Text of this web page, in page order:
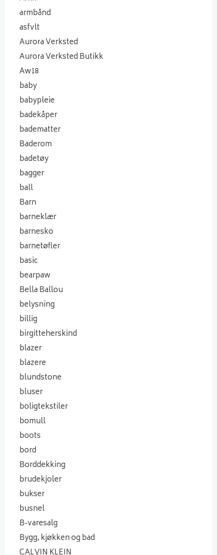
armbånd
asfvlt
Aurora Verksted
Aurora Verksted Butikk
Aw18
baby
babypleie
badekåper
badematter
Baderom
badetøy
bagger
ball
Barn
barneklær
barnesko
barnetøfler
basic
bearpaw
Bella Ballou
belysning
billig
birgitteherskind
blazer
blazere
blundstone
bluser
boligtekstiler
bomull
boots
bord
Borddekking
brudekjoler
bukser
busnel
B-varesalg
Bygg, kjøkken og bad